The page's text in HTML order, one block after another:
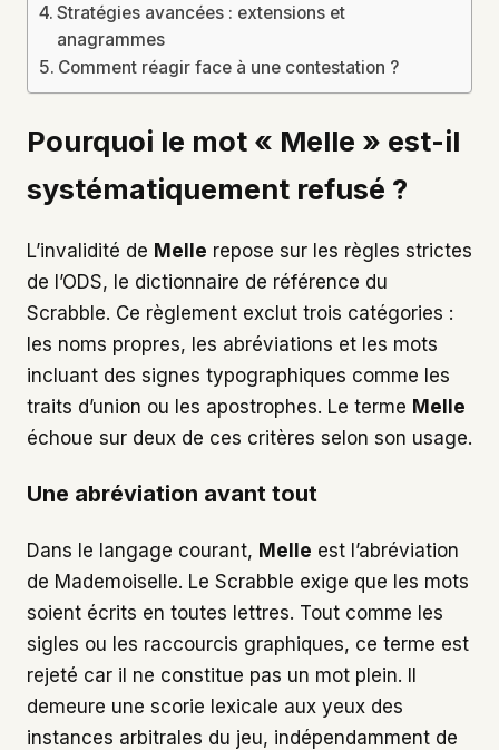
Stratégies avancées : extensions et
anagrammes
Comment réagir face à une contestation ?
Pourquoi le mot « Melle » est-il
systématiquement refusé ?
L’invalidité de Melle repose sur les règles strictes
de l’ODS, le dictionnaire de référence du
Scrabble. Ce règlement exclut trois catégories :
les noms propres, les abréviations et les mots
incluant des signes typographiques comme les
traits d’union ou les apostrophes. Le terme Melle
échoue sur deux de ces critères selon son usage.
Une abréviation avant tout
Dans le langage courant, Melle est l’abréviation
de Mademoiselle. Le Scrabble exige que les mots
soient écrits en toutes lettres. Tout comme les
sigles ou les raccourcis graphiques, ce terme est
rejeté car il ne constitue pas un mot plein. Il
demeure une scorie lexicale aux yeux des
instances arbitrales du jeu, indépendamment de